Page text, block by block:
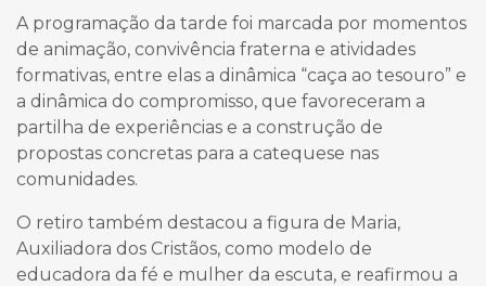
A programação da tarde foi marcada por momentos
de animação, convivência fraterna e atividades
formativas, entre elas a dinâmica “caça ao tesouro” e
a dinâmica do compromisso, que favoreceram a
partilha de experiências e a construção de
propostas concretas para a catequese nas
comunidades.
O retiro também destacou a figura de Maria,
Auxiliadora dos Cristãos, como modelo de
educadora da fé e mulher da escuta, e reafirmou a